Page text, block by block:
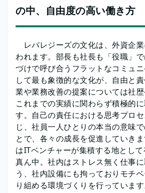
の中、自由度の高い働き方
レバレジーズの文化は、外資企
われます。部長も社長も「役職」で
づけで呼び合うフラットなコミュ
して最も象徴的な文化が、自由と
業や業務改善の提案については社歴
これまでの実績に関わらず積極的
す。自己の責任における思考プロ
じ、社員一人ひとりの本当の意味
とで、各々の成長を促進していき
はITベンチャーが集積する地とし
真ん中。社内はストレス無く仕事
う、社内設備にも拘っておりモチ
り組める環境づくりを行っています